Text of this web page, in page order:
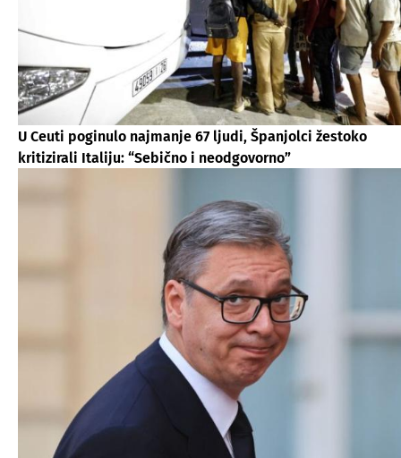
U Ceuti poginulo najmanje 67 ljudi, Španjolci žestoko
kritizirali Italiju: “Sebično i neodgovorno”